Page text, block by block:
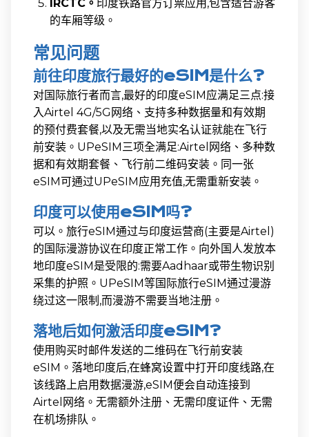
IRCTC。 印度铁路官方订票应用,包含适合游客
的车厢等级。
常见问题
前往印度旅行最好的eSIM是什么?
对国际旅行者而言,最好的印度eSIM应满足三点:接
入Airtel 4G/5G网络、支持多种数据量和有效期
的预付费套餐,以及无需当地实名认证就能在飞行
前安装。UPeSIM三项全满足:Airtel网络、多种数
据和有效期套餐、飞行前二维码安装。同一张
eSIM可通过UPeSIM应用充值,无需重新安装。
印度可以使用eSIM吗?
可以。旅行eSIM通过与印度运营商(主要是Airtel)
的国际漫游协议在印度正常工作。向外国人发放本
地印度eSIM是受限的:需要Aadhaar或带生物识别
采集的护照。UPeSIM等国际旅行eSIM通过漫游
绕过这一限制,而漫游不需要当地注册。
落地后如何激活印度eSIM?
使用购买时邮件发送的二维码在飞行前安装
eSIM。落地印度后,在蜂窝设置中打开印度线路,在
该线路上启用数据漫游,eSIM便会自动连接到
Airtel网络。无需额外注册、无需印度证件、无需
在机场排队。